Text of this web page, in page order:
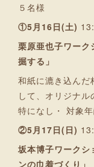
５名様
①5月16日(土)
栗原亜也子ワーク
掘する」
和紙に漉き込んだ
して、オリジナ
特になし・ 対象
②5月17日(日)
坂本博子ワークシ
ンの巾着づくり」